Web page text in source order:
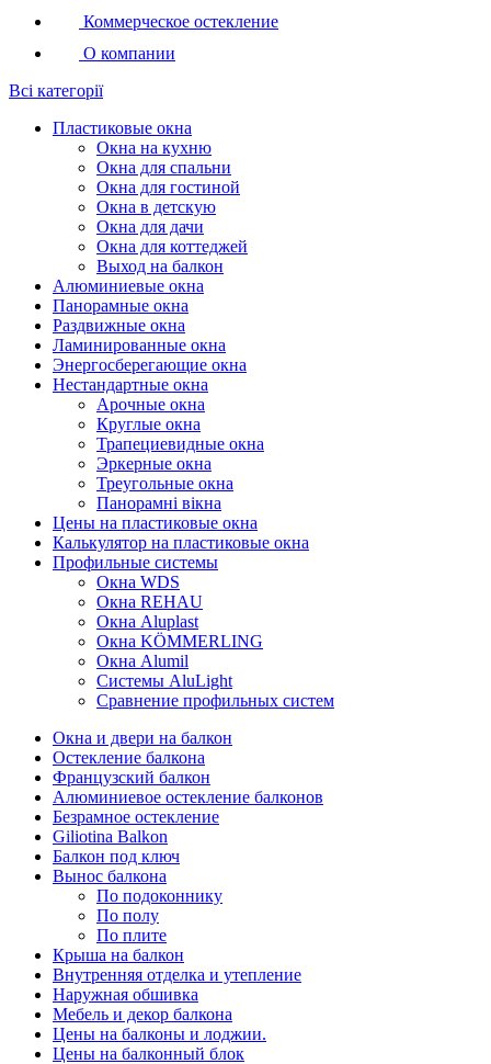
Коммерческое остекление
О компании
Всі категорії
Пластиковые окна
Окна на кухню
Окна для спальни
Окна для гостиной
Окна в детскую
Окна для дачи
Окна для коттеджей
Выход на балкон
Алюминиевые окна
Панорамные окна
Раздвижные окна
Ламинированные окна
Энергосберегающие окна
Нестандартные окна
Арочные окна
Круглые окна
Трапециевидные окна
Эркерные окна
Треугольные окна
Панорамні вікна
Цены на пластиковые окна
Калькулятор на пластиковые окна
Профильные системы
Окна WDS
Окна REHAU
Окна Aluplast
Окна KÖMMERLING
Окна Alumil
Системы AluLight
Сравнение профильных систем
Окна и двери на балкон
Остекление балкона
Французский балкон
Алюминиевое остекление балконов
Безрамное остекление
Giliotina Balkon
Балкон под ключ
Вынос балкона
По подоконнику
По полу
По плите
Крыша на балкон
Внутренняя отделка и утепление
Наружная обшивка
Мебель и декор балкона
Цены на балконы и лоджии.
Цены на балконный блок